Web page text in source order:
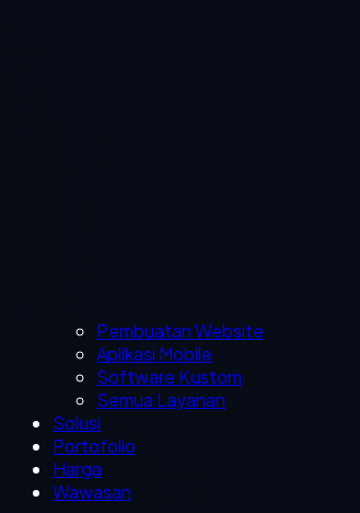
Pembuatan Website
Aplikasi Mobile
Software Kustom
Semua Layanan
Solusi
Portofolio
Harga
Wawasan